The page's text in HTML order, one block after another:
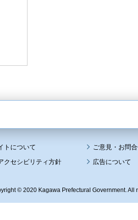
トについて
クセシビリティ方針 広告について
© 2020 Kagawa Prefectural Government. All